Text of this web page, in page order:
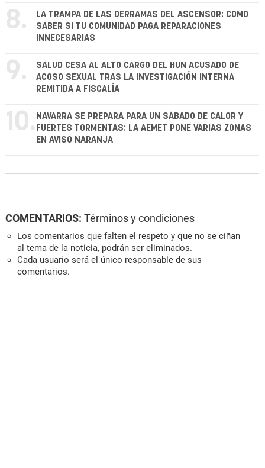
8.
LA TRAMPA DE LAS DERRAMAS DEL ASCENSOR: CÓMO
SABER SI TU COMUNIDAD PAGA REPARACIONES
INNECESARIAS
9.
SALUD CESA AL ALTO CARGO DEL HUN ACUSADO DE
ACOSO SEXUAL TRAS LA INVESTIGACIÓN INTERNA
REMITIDA A FISCALÍA
10. NAVARRA SE PREPARA PARA UN SÁBADO DE CALOR Y
FUERTES TORMENTAS: LA AEMET PONE VARIAS ZONAS
EN AVISO NARANJA
COMENTARIOS: Términos y condiciones
Los comentarios que falten el respeto y que no se ciñan
al tema de la noticia, podrán ser eliminados.
Cada usuario será el único responsable de sus
comentarios.